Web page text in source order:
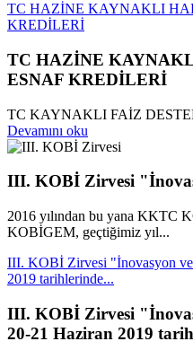
TC HAZİNE KAYNAKLI
KREDİLERİ
TC HAZİNE
ESNAF KREDİLERİ
TC KAYNAKLI FAİZ
Devamını oku
III. KOBİ Zirvesi
2016 yılından bu yana KKTC
KOBİGEM, geçtiğimiz yıl...
III. KOBİ Zirvesi "İnovasyon
2019 tarihlerinde...
III. KOBİ Zirvesi
20-21 Haziran 2019